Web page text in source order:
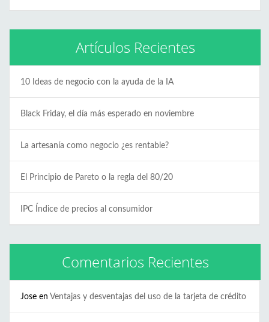
Artículos Recientes
10 Ideas de negocio con la ayuda de la IA
Black Friday, el día más esperado en noviembre
La artesanía como negocio ¿es rentable?
El Principio de Pareto o la regla del 80/20
IPC Índice de precios al consumidor
Comentarios Recientes
Jose en Ventajas y desventajas del uso de la tarjeta de crédito